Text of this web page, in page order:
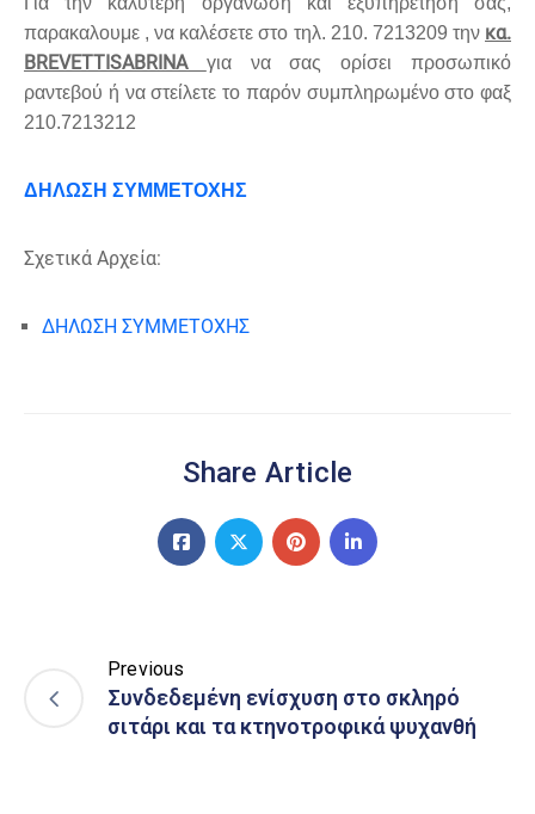
παρακαλουμε , να καλέσετε στο τηλ. 210. 7213209 την κα.
BREVETTI SABRINA για να σας ορίσει προσωπικό
ραντεβού ή να στείλετε το παρόν συμπληρωμένο στο φαξ
210.7213212
ΔΗΛΩΣΗ ΣΥΜΜΕΤΟΧΗΣ
Σχετικά Αρχεία:
ΔΗΛΩΣΗ ΣΥΜΜΕΤΟΧΗΣ
Share Article
Previous
Συνδεδεμένη ενίσχυση στο σκληρό
σιτάρι και τα κτηνοτροφικά ψυχανθή